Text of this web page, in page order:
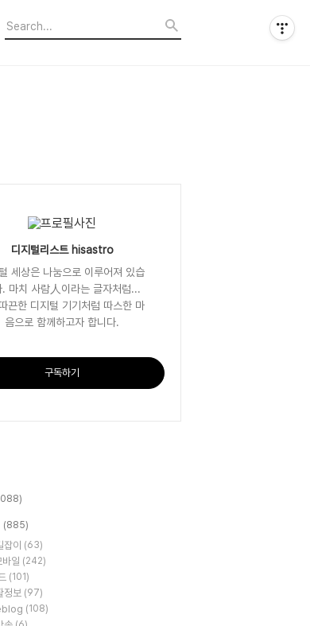
디지털리스트 hisastro
세상은 나눔으로 이루어져 있습
. 마치 사람人이라는 글자처럼...
끈한 디지털 기기처럼 따스한 마
음으로 함께하고자 합니다.
구독하기
(885)
이 (63)
일 (242)
(101)
정보 (97)
(108)